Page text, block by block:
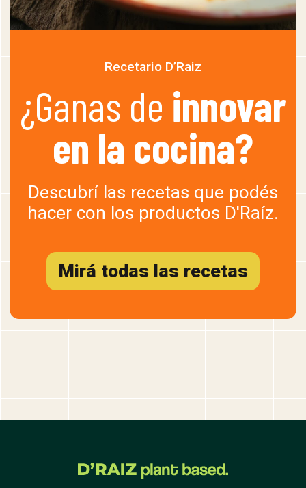
Recetario D’Raiz
¿Ganas de innovar
en la cocina?
Descubrí las recetas que podés
hacer con los productos D'Raíz.
Mirá todas las recetas